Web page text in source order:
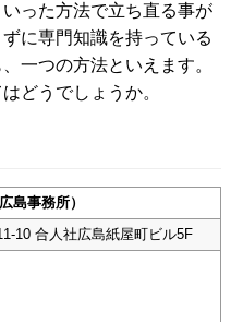
った方法で立ち直る事が
に専門知識を持っている
一つの方法といえます。
どうでしょうか。
島事務所）
10 合人社広島紙屋町ビル5F